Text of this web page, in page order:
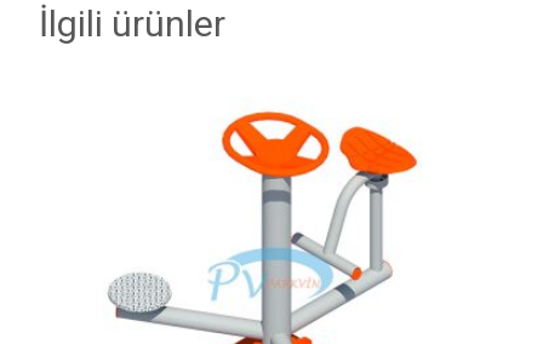
İlgili ürünler